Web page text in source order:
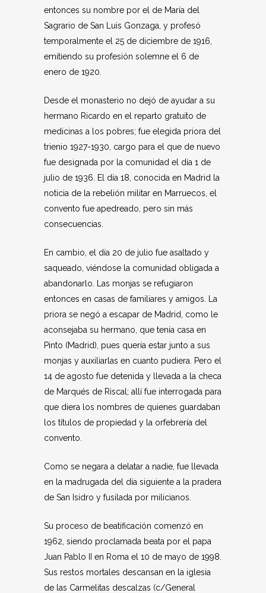
entonces su nombre por el de María del
Sagrario de San Luis Gonzaga, y profesó
temporalmente el 25 de diciembre de 1916,
emitiendo su profesión solemne el 6 de
enero de 1920.
Desde el monasterio no dejó de ayudar a su
hermano Ricardo en el reparto gratuito de
medicinas a los pobres; fue elegida priora del
trienio 1927-1930, cargo para el que de nuevo
fue designada por la comunidad el día 1 de
julio de 1936. El día 18, conocida en Madrid la
noticia de la rebelión militar en Marruecos, el
convento fue apedreado, pero sin más
consecuencias.
En cambio, el día 20 de julio fue asaltado y
saqueado, viéndose la comunidad obligada a
abandonarlo. Las monjas se refugiaron
entonces en casas de familiares y amigos. La
priora se negó a escapar de Madrid, como le
aconsejaba su hermano, que tenía casa en
Pinto (Madrid), pues quería estar junto a sus
monjas y auxiliarlas en cuanto pudiera. Pero el
14 de agosto fue detenida y llevada a la checa
de Marqués de Riscal; allí fue interrogada para
que diera los nombres de quienes guardaban
los títulos de propiedad y la orfebrería del
convento.
Como se negara a delatar a nadie, fue llevada
en la madrugada del día siguiente a la pradera
de San Isidro y fusilada por milicianos.
Su proceso de beatificación comenzó en
1962, siendo proclamada beata por el papa
Juan Pablo II en Roma el 10 de mayo de 1998.
Sus restos mortales descansan en la iglesia
de las Carmelitas descalzas (c/General